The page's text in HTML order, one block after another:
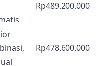
Rp489.200.000
Rp478.600.000